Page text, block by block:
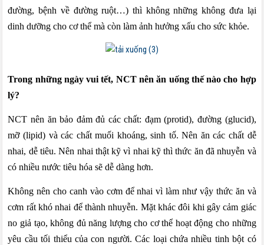
đường, bệnh về đường ruột…) thì không những không đưa lại
dinh dưỡng cho cơ thể mà còn làm ảnh hưởng xấu cho sức khỏe.
Trong những ngày vui tết, NCT nên ăn uống thế nào cho hợp
lý?
NCT nên ăn bảo đảm đủ các chất: đạm (protid), đường (glucid),
mỡ (lipid) và các chất muối khoáng, sinh tố. Nên ăn các chất dễ
nhai, dễ tiêu. Nên nhai thật kỹ vì nhai kỹ thì thức ăn đã nhuyễn và
có nhiều nước tiêu hóa sẽ dễ dàng hơn.
Không nên cho canh vào cơm để nhai vì làm như vậy thức ăn và
cơm rất khó nhai để thành nhuyễn. Mặt khác đôi khi gây cảm giác
no giả tạo, không đủ năng lượng cho cơ thể hoạt động cho những
yêu cầu tối thiểu của con người. Các loại chứa nhiều tinh bột có